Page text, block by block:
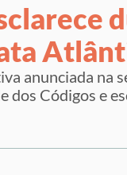
anunciada na
Códigos e